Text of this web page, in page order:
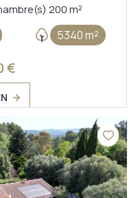
Propriete 7 pièce(s) 5 chambre(s) 200 m²
5340 m²
€